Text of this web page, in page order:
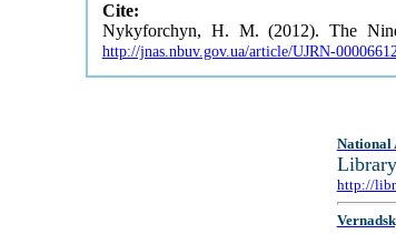
Cite:
Nykyforchyn, H. M. (2012). The
http://jnas.nbuv.gov.ua/article/UJRN-
National
http://